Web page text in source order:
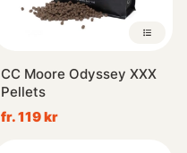
CC Moore Odyssey XXX
Pellets
fr. 119 kr